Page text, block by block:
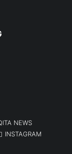
NEWS
INSTAGRAM